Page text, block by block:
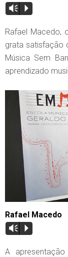
Vm P
Rafael Macedo,
grata satisfação
Música Sem
aprendizado
Rafael Macedo
Vm P
A